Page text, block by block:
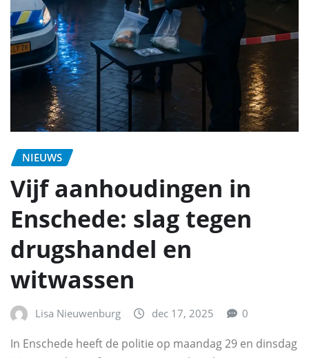
NIEUWS
Vijf aanhoudingen in
Enschede: slag tegen
drugshandel en
witwassen
Lisa Nieuwenburg dec 17, 2025 0
In Enschede heeft de politie op maandag 29 en dinsdag